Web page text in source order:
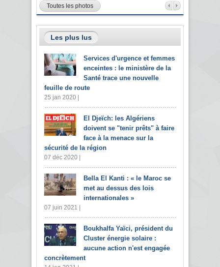
Toutes les photos
Les plus lus
Services d'urgence et femmes
enceintes : le ministère de la
Santé trace une nouvelle
feuille de route
25 jan 2020 |
El Djeïch: les Algériens
doivent se "tenir prêts" à faire
face à la menace sur la
sécurité de la région
07 déc 2020 |
Bella El Kanti : « le Maroc se
met au dessus des lois
internationales »
07 juin 2021 |
Boukhalfa Yaïci, président du
Cluster énergie solaire :
aucune action n'est engagée
concrètement